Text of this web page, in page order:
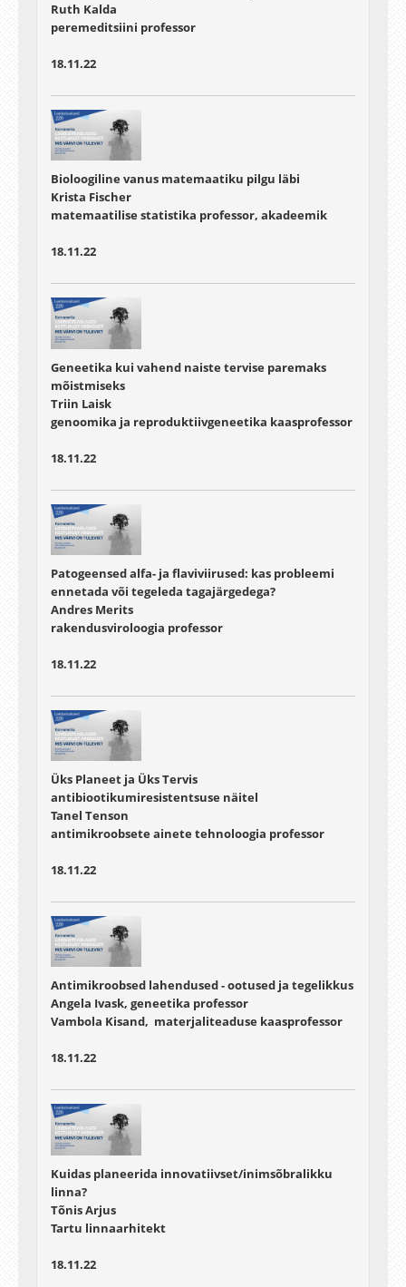
Ruth Kalda
peremeditsiini professor
18.11.22
Bioloogiline vanus matemaatiku pilgu läbi
Krista Fischer
matemaatilise statistika professor, akadeemik
18.11.22
Geneetika kui vahend naiste tervise paremaks
mõistmiseks
Triin Laisk
genoomika ja reproduktiivgeneetika kaasprofessor
18.11.22
Patogeensed alfa- ja flaviviirused: kas probleemi
ennetada või tegeleda tagajärgedega?
Andres Merits
rakendusviroloogia professor
18.11.22
Üks Planeet ja Üks Tervis
antibiootikumiresistentsuse näitel
Tanel Tenson
antimikroobsete ainete tehnoloogia professor
18.11.22
Antimikroobsed lahendused - ootused ja tegelikkus
Angela Ivask, geneetika professor
Vambola Kisand, materjaliteaduse kaasprofessor
18.11.22
Kuidas planeerida innovatiivset/inimsõbralikku
linna?
Tõnis Arjus
Tartu linnaarhitekt
18.11.22